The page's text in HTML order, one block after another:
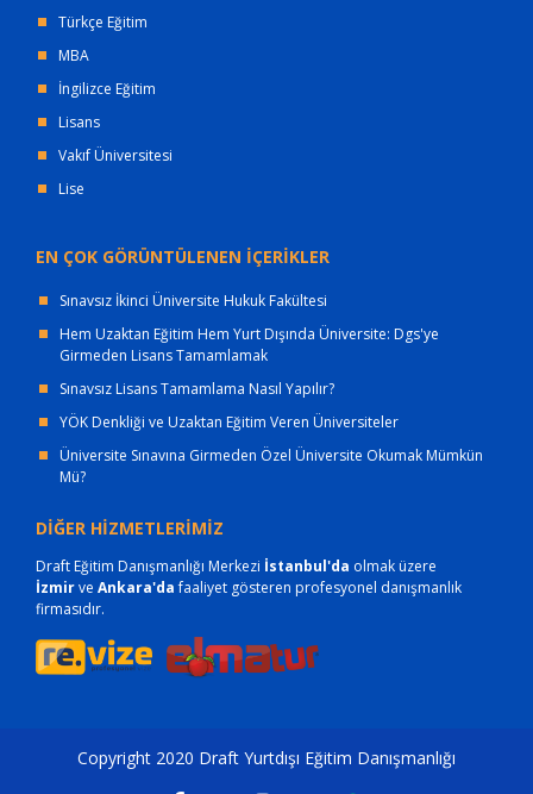
Türkçe Eğitim
MBA
İngilizce Eğitim
Lisans
Vakıf Üniversitesi
Lise
EN ÇOK GÖRÜNTÜLENEN İÇERİKLER
Sınavsız İkinci Üniversite Hukuk Fakültesi
Hem Uzaktan Eğitim Hem Yurt Dışında Üniversite: Dgs'ye
Girmeden Lisans Tamamlamak
Sınavsız Lisans Tamamlama Nasıl Yapılır?
YÖK Denkliği ve Uzaktan Eğitim Veren Üniversiteler
Üniversite Sınavına Girmeden Özel Üniversite Okumak Mümkün
Mü?
DİĞER HİZMETLERİMİZ
Draft Eğitim Danışmanlığı Merkezi İstanbul'da olmak üzere
İzmirve Ankara'dafaaliyet gösteren profesyonel danışmanlık
firmasıdır.
Copyright 2020 Draft Yurtdışı Eğitim Danışmanlığı